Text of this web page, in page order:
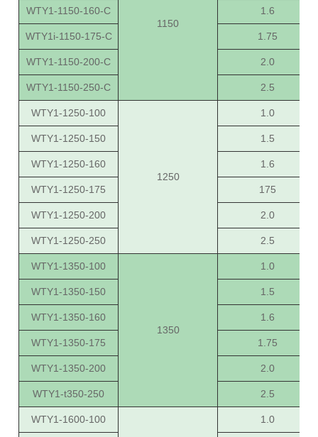
1150
WTY1-1150-160-C 1.6
WTY1i-1150-175-C 1.75
WTY1-1150-200-C 2.0
WTY1-1150-250-C 2.5
WTY1-1250-100
1250
1.0
WTY1-1250-150 1.5
WTY1-1250-160 1.6
WTY1-1250-175 175
WTY1-1250-200 2.0
WTY1-1250-250 2.5
WTY1-1350-100
1350
1.0
WTY1-1350-150 1.5
WTY1-1350-160 1.6
WTY1-1350-175 1.75
WTY1-1350-200 2.0
WTY1-t350-250 2.5
WTY1-1600-100 1.0